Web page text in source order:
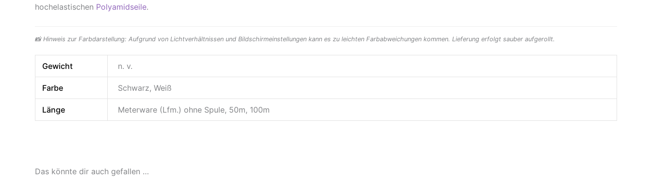
hochelastischen Polyamidseile.
📸 Hinweis zur Farbdarstellung: Aufgrund von Lichtverhältnissen und Bildschirmeinstellungen kann es zu leichten Farbabweichungen kommen. Lieferung erfolgt sauber aufgerollt.
Gewicht n. v.
Farbe Schwarz, Weiß
Länge Meterware (Lfm.) ohne Spule, 50m, 100m
Das könnte dir auch gefallen …